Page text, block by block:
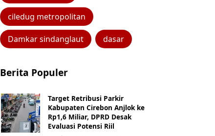
ciledug metropolitan
Damkar sindanglaut dasar
Berita Populer
Target Retribusi Parkir
Kabupaten Cirebon Anjlok ke
Rp1,6 Miliar, DPRD Desak
Evaluasi Potensi Riil